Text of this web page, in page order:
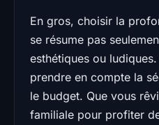
En gros, choisir la
se résume pas
esthétiques ou
prendre en compte la
le budget. Que vous
familiale pour profiter